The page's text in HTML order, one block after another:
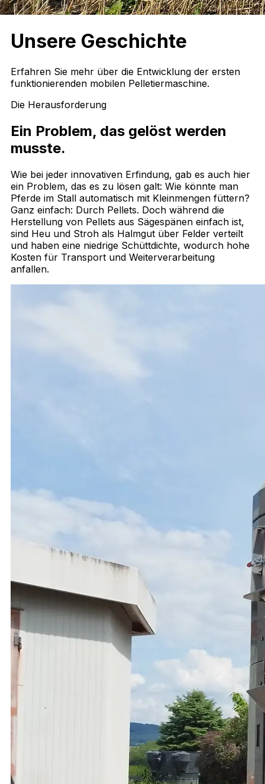
Unsere Geschichte
Erfahren Sie mehr über die Entwicklung der ersten
funktionierenden mobilen Pelletiermaschine.
Die Herausforderung
Ein Problem, das gelöst werden
musste.
Wie bei jeder innovativen Erfindung, gab es auch hier
ein Problem, das es zu lösen galt: Wie könnte man
Pferde im Stall automatisch mit Kleinmengen füttern?
Ganz einfach: Durch Pellets. Doch während die
Herstellung von Pellets aus Sägespänen einfach ist,
sind Heu und Stroh als Halmgut über Felder verteilt
und haben eine niedrige Schüttdichte, wodurch hohe
Kosten für Transport und Weiterverarbeitung
anfallen.